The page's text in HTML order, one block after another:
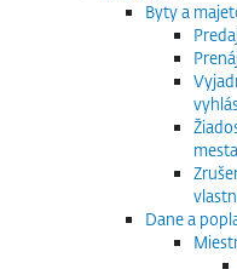
Byty a
mesta
Dane a